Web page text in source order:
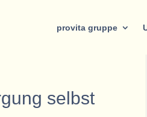
provita gruppe
selbst